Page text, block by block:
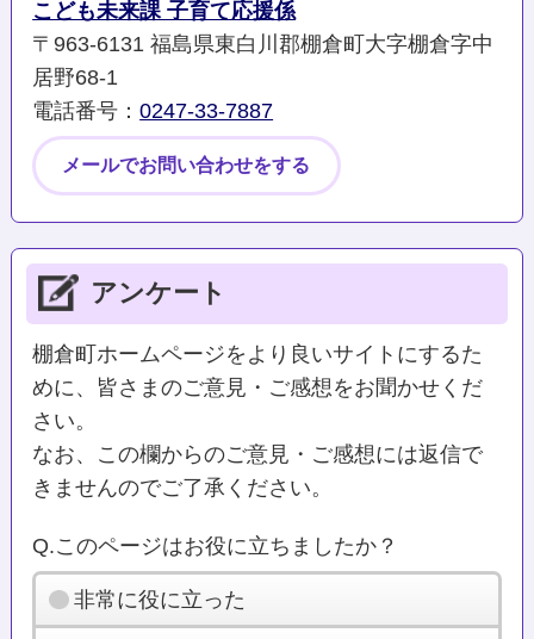
こども未来課 子育て応援係
〒963-6131 福島県東白川郡棚倉町大字棚倉字中
居野68-1
電話番号：0247-33-7887
メールでお問い合わせをする
アンケート
棚倉町ホームページをより良いサイトにするた
めに、皆さまのご意見・ご感想をお聞かせくだ
さい。
なお、この欄からのご意見・ご感想には返信で
きませんのでご了承ください。
Q.このページはお役に立ちましたか？
非常に役に立った